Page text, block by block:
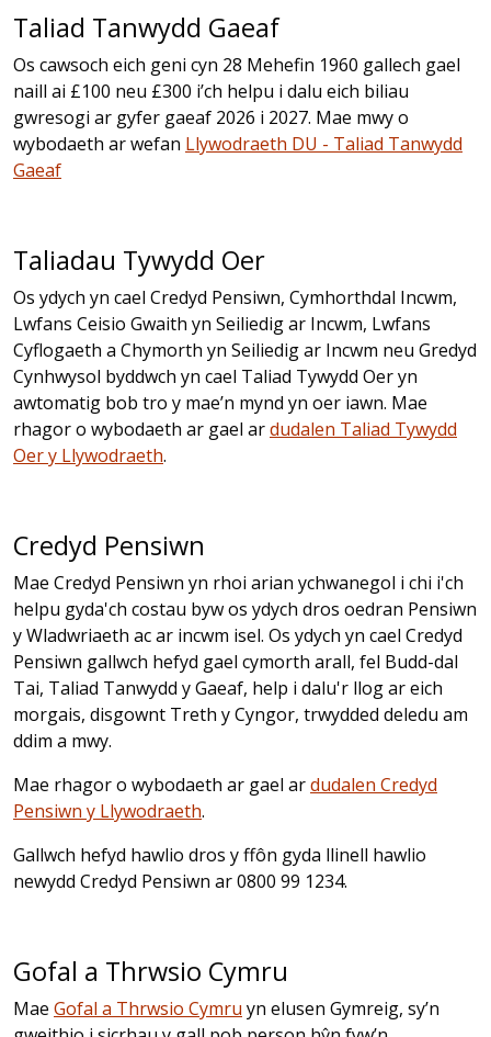
Taliad Tanwydd Gaeaf
Os cawsoch eich geni cyn 28 Mehefin 1960 gallech gael
naill ai £100 neu £300 i’ch helpu i dalu eich biliau
gwresogi ar gyfer gaeaf 2026 i 2027. Mae mwy o
wybodaeth ar wefan Llywodraeth DU - Taliad Tanwydd
Gaeaf
Taliadau Tywydd Oer
Os ydych yn cael Credyd Pensiwn, Cymhorthdal Incwm,
Lwfans Ceisio Gwaith yn Seiliedig ar Incwm, Lwfans
Cyflogaeth a Chymorth yn Seiliedig ar Incwm neu Gredyd
Cynhwysol byddwch yn cael Taliad Tywydd Oer yn
awtomatig bob tro y mae’n mynd yn oer iawn. Mae
rhagor o wybodaeth ar gael ardudalen Taliad Tywydd
Oer y Llywodraeth.
Credyd Pensiwn
Mae Credyd Pensiwn yn rhoi arian ychwanegol i chi i'ch
helpu gyda'ch costau byw os ydych dros oedran Pensiwn
y Wladwriaeth ac ar incwm isel. Os ydych yn cael Credyd
Pensiwn gallwch hefyd gael cymorth arall, fel Budd-dal
Tai, Taliad Tanwydd y Gaeaf, help i dalu'r llog ar eich
morgais, disgownt Treth y Cyngor, trwydded deledu am
ddim a mwy.
Mae rhagor o wybodaeth ar gael ardudalen Credyd
Pensiwn y Llywodraeth.
Gallwch hefyd hawlio dros y ffôn gyda llinell hawlio
newydd Credyd Pensiwn ar 0800 99 1234.
Gofal a Thrwsio Cymru
Mae Gofal a Thrwsio Cymru yn elusen Gymreig, sy’n